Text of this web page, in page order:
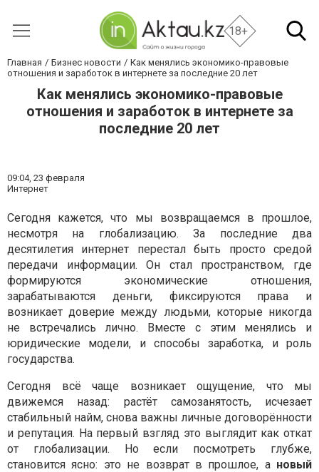
18+
Главная Бизнес новости
Как менялись экономико-правовые
отношения и заработок в интернете за последние 20 лет
Как менялись экономико-правовые
отношения и заработок в интернете за
последние 20 лет
09:04, 23 февраля
Интернет
Сегодня кажется, что мы возвращаемся в прошлое,
несмотря на глобализацию.За последние два
десятилетия интернет перестал быть просто средой
передачи информации. Он стал пространством, где
формируются экономические отношения,
зарабатываются деньги, фиксируются права и
возникает доверие между людьми, которые никогда
не встречались лично. Вместе с этим менялись и
юридические модели, и способы заработка, и роль
государства.
Сегодня всё чаще возникает ощущение, что мы
движемся назад: растёт самозанятость, исчезает
стабильный найм, снова важны личные договорённости
и репутация. На первый взгляд это выглядит как откат
от глобализации. Но если посмотреть глубже,
становится ясно: это не возврат в прошлое, а новый